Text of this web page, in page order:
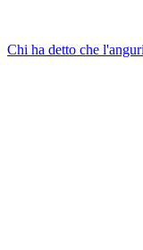
Chi ha detto che